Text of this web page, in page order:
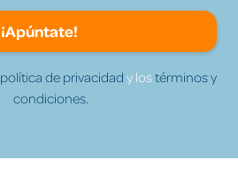
¡Apúntate!
política de privacidad y lostérminos y
condiciones.